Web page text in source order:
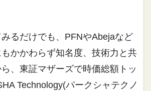
るだけでも、PFNやAbejaなど
かかわらず知名度、技術力と共
、東証マザーズで時価総額トッ
Technology(パークシャテクノ